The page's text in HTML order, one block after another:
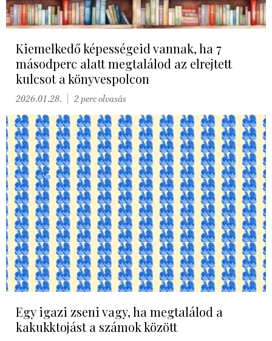
Kiemelkedő képességeid vannak, ha 7
másodperc alatt megtalálod az elrejtett
kulcsot a könyvespolcon
2026.01.28. 2 perc olvasás
Egy igazi zseni vagy, ha megtalálod a
kakukktojást a számok között